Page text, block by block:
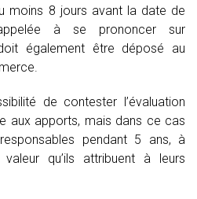
moins 8 jours avant la date de
appelée à se prononcer sur
également être déposé au
de contester l’évaluation
aux apports, mais dans ce cas
pendant 5 ans, à
qu’ils attribuent à leurs